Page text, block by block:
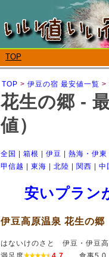
TOP
TOP > 伊豆の宿 最安値一覧 >
花生の郷 -
値）
全国 箱根 伊豆 熱海・伊東
甲信越
東海 北陸 関西 中
安いプラン
伊豆高原温泉 花生の郷
はないけのさと 伊豆・伊豆